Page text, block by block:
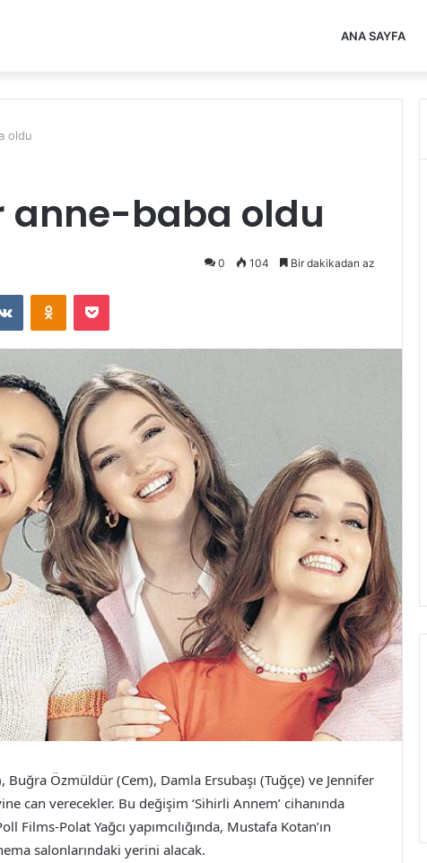
ANA SAYFA
oldu
anne-baba oldu
0 104 Bir dakikadan az
VKontakteOdnoklassniki
Pocket
Özmüldür (Cem), Damla Ersubaşı (Tuğçe) ve Jennifer
can verecekler. Bu değişim ‘Sihirli Annem’ cihanında
Polat Yağcı yapımcılığında, Mustafa Kotan’ın
salonlarındaki yerini alacak.